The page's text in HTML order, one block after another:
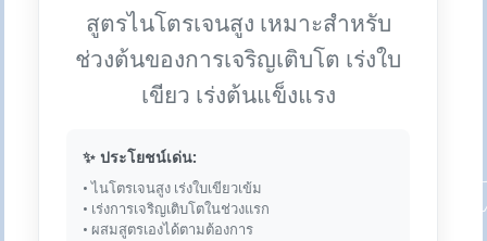
สูตรไนโตรเจนสูง เหมาะสำหรับ
ช่วงต้นของการเจริญเติบโต เร่งใบ
เขียว เร่งต้นแข็งแรง
✨ ประโยชน์เด่น:
• ไนโตรเจนสูง เร่งใบเขียวเข้ม
• เร่งการเจริญเติบโตในช่วงแรก
• ผสมสูตรเองได้ตามต้องการ